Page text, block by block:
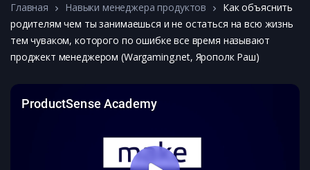
Главная Навыки менеджера продуктов
Как объяснить
родителям чем ты занимаешься и не остаться на всю жизнь
тем чуваком, которого по ошибке все время называют
проджект менеджером (Wargaming.net, Ярополк Раш)